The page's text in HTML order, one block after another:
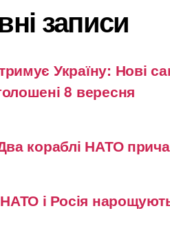
записи
Україну: Нові
8 вересня
кораблі НАТО
і Росія